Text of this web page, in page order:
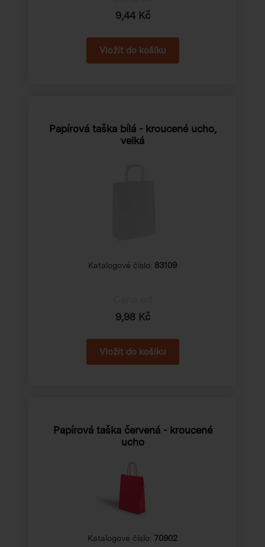
9,44 Kč
Papírová taška bílá - kroucené ucho,
velká
Katalogové číslo: 83109
9,98 Kč
Papírová taška červená - kroucené
ucho
Katalogové číslo: 70902